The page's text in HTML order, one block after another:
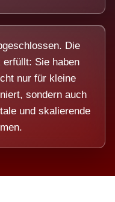
Die
erfüllt: Sie haben
nur für kleine
sondern auch
und skalierende